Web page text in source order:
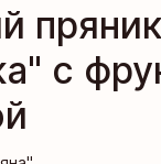
пряник
с